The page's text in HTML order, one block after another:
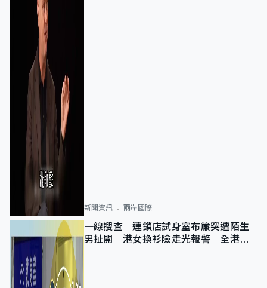
新聞資訊 兩岸國際
一線搜查｜連鎖店試身室布簾突遭陌生
男扯開 港女換衫險走光報警 全港分